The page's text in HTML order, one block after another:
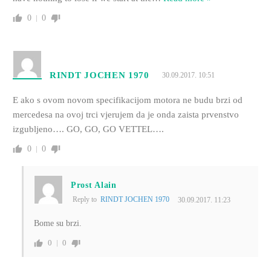
0 0
RINDT JOCHEN 1970 30.09.2017. 10:51
E ako s ovom novom specifikacijom motora ne budu brzi od
mercedesa na ovoj trci vjerujem da je onda zaista prvenstvo
izgubljeno…. GO, GO, GO VETTEL….
0 0
Prost Alain
Reply to RINDT JOCHEN 1970 30.09.2017. 11:23
Bome su brzi.
0 0